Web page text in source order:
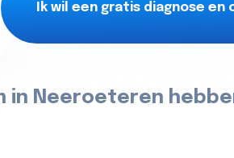
Ik wil een gratis diagnose
in Neeroeteren